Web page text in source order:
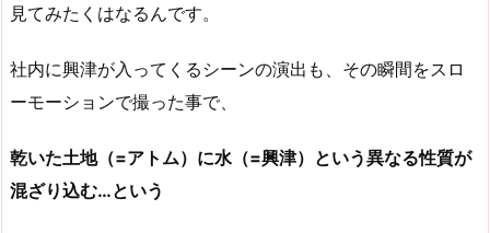
見てみたくはなるんです。
社内に興津が入ってくるシーンの演出も、その瞬間をスロ
ーモーションで撮った事で、
乾いた土地（=アトム）に水（=興津）という異なる性質が
混ざり込む…という